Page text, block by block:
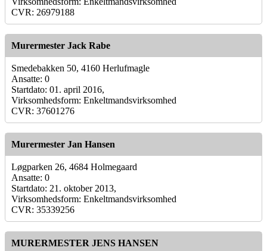
CVR: 26979188
Murermester Jack Rabe
Smedebakken 50, 4160 Herlufmagle
Ansatte: 0
Startdato: 01. april 2016,
Virksomhedsform: Enkeltmandsvirksomhed
CVR: 37601276
Murermester Jan Hansen
Løgparken 26, 4684 Holmegaard
Ansatte: 0
Startdato: 21. oktober 2013,
Virksomhedsform: Enkeltmandsvirksomhed
CVR: 35339256
MURERMESTER JENS HANSEN